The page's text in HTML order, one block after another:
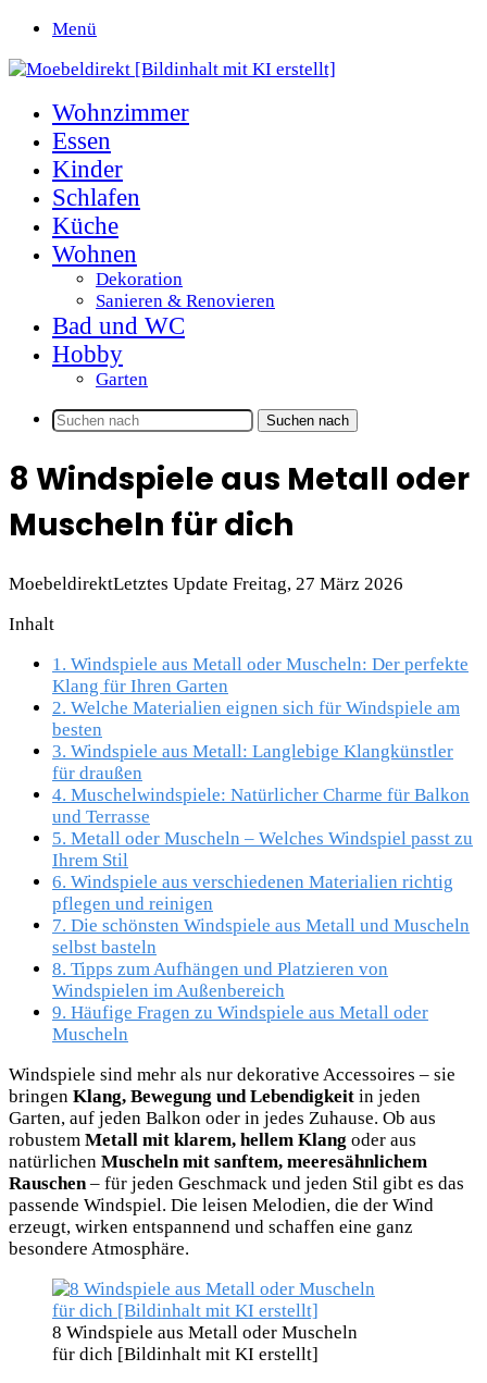
Menü
Wohnzimmer
Essen
Kinder
Schlafen
Küche
Wohnen
Dekoration
Sanieren & Renovieren
Bad und WC
Hobby
Garten
Suchen nach
8 Windspiele aus Metall oder
Muscheln für dich
MoebeldirektLetztes Update Freitag, 27 März 2026
Inhalt
1. Windspiele aus Metall oder Muscheln: Der perfekte
Klang für Ihren Garten
2. Welche Materialien eignen sich für Windspiele am
besten
3. Windspiele aus Metall: Langlebige Klangkünstler
für draußen
4. Muschelwindspiele: Natürlicher Charme für Balkon
und Terrasse
5. Metall oder Muscheln – Welches Windspiel passt zu
Ihrem Stil
6. Windspiele aus verschiedenen Materialien richtig
pflegen und reinigen
7. Die schönsten Windspiele aus Metall und Muscheln
selbst basteln
8. Tipps zum Aufhängen und Platzieren von
Windspielen im Außenbereich
9. Häufige Fragen zu Windspiele aus Metall oder
Muscheln
Windspiele sind mehr als nur dekorative Accessoires – sie
bringen Klang, Bewegung und Lebendigkeit in jeden
Garten, auf jeden Balkon oder in jedes Zuhause. Ob aus
robustem Metall mit klarem, hellem Klang oder aus
natürlichen Muscheln mit sanftem, meeresähnlichem
Rauschen– für jeden Geschmack und jeden Stil gibt es das
passende Windspiel. Die leisen Melodien, die der Wind
erzeugt, wirken entspannend und schaffen eine ganz
besondere Atmosphäre.
8 Windspiele aus Metall oder Muscheln
für dich [Bildinhalt mit KI erstellt]